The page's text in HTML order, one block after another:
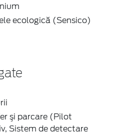
ecologică (Sensico)
şi parcare (Pilot
Sistem de detectare